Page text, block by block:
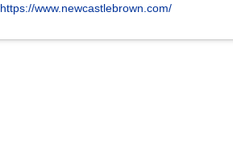
https://www.newcastlebrown.com/